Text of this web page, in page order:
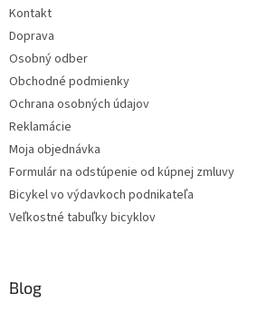
Kontakt
Doprava
Osobný odber
Obchodné podmienky
Ochrana osobných údajov
Reklamácie
Moja objednávka
Formulár na odstúpenie od kúpnej zmluvy
Bicykel vo výdavkoch podnikateľa
Veľkostné tabuľky bicyklov
Blog